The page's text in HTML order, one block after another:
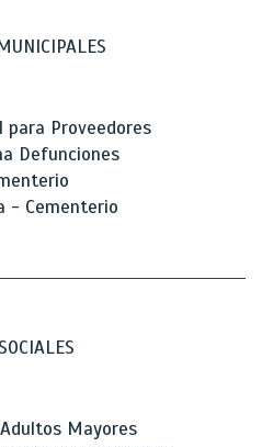
para Proveedores
Defunciones
- Cementerio
Mayores